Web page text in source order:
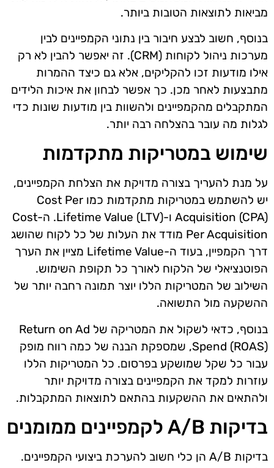
מביאות לתוצאות הטובות ביותר.
בנוסף, חשוב לבצע חיבור בין נתוני הקמפיינים לבין
מערכות ניהול לקוחות (CRM). זה יאפשר להבין לא רק
אילו מודעות זכו להקליקים, אלא גם כיצד ההמרות
מתבצעות לאחר מכן. כך אפשר לבחון את איכות הלידים
המתקבלים מהקמפיינים ולהשוות בין מודעות שונות כדי
לגלות מה עובר בהצלחה רבה יותר.
שימוש במטריקות מתקדמות
על מנת להעריך בצורה מדויקת את הצלחת הקמפיינים,
יש להשתמש במטריקות מתקדמות כמו Cost Per
Acquisition (CPA) ו-Lifetime Value (LTV). ה-Cost
Per Acquisition מודד את העלות של כל לקוח שהושג
דרך הקמפיין, בעוד ה-Lifetime Value מציין את הערך
הפוטנציאלי של הלקוח לאורך כל תקופת השימוש.
השילוב של המטריקות הללו יוצר תמונה רחבה יותר של
ההשקעה מול התשואה.
בנוסף, כדאי לשקול את המטריקה של Return on Ad
Spend (ROAS), שמספקת הבנה של כמה רווח מופק
עבור כל שקל שמושקע בפרסום. כל המטריקות הללו
עוזרות למקד את הקמפיינים בצורה מדויקת יותר
ולהתאים את ההשקעות בהתאם לתוצאות המתקבלות.
בדיקות A/B לקמפיינים ממומנים
בדיקות A/B הן כלי חשוב להערכת ביצועי הקמפיינים.